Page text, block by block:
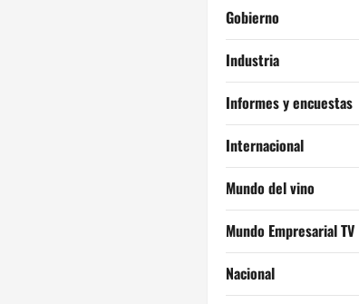
Gobierno
Industria
Informes y encuestas
Internacional
Mundo del vino
Mundo Empresarial TV
Nacional